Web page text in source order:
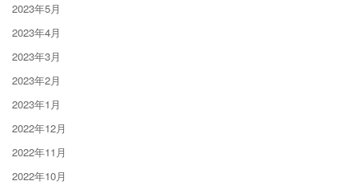
2023年5月
2023年4月
2023年3月
2023年2月
2023年1月
2022年12月
2022年11月
2022年10月